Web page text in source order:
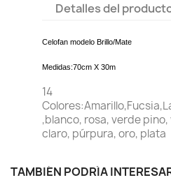
Detalles del
Celofan modelo Brillo/Mate
Medidas:70cm X 30m
14
Colores:Amarillo,Fucsia,
,blanco, rosa, verde
claro, púrpura, oro, plata
TAMBIÉN PODRÍA